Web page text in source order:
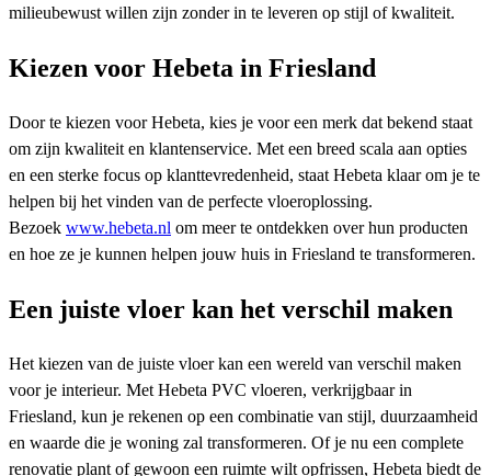
milieubewust willen zijn zonder in te leveren op stijl of kwaliteit.
Kiezen voor Hebeta in Friesland
Door te kiezen voor Hebeta, kies je voor een merk dat bekend staat
om zijn kwaliteit en klantenservice. Met een breed scala aan opties
en een sterke focus op klanttevredenheid, staat Hebeta klaar om je te
helpen bij het vinden van de perfecte vloeroplossing.
Bezoek www.hebeta.nl om meer te ontdekken over hun producten
en hoe ze je kunnen helpen jouw huis in Friesland te transformeren.
Een juiste vloer kan het verschil maken
Het kiezen van de juiste vloer kan een wereld van verschil maken
voor je interieur. Met Hebeta PVC vloeren, verkrijgbaar in
Friesland, kun je rekenen op een combinatie van stijl, duurzaamheid
en waarde die je woning zal transformeren. Of je nu een complete
renovatie plant of gewoon een ruimte wilt opfrissen, Hebeta biedt de